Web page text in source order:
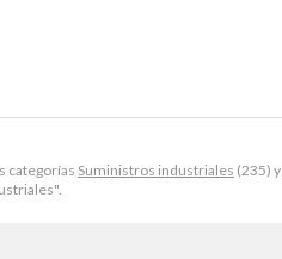
categorías Suministros industriales (235) y